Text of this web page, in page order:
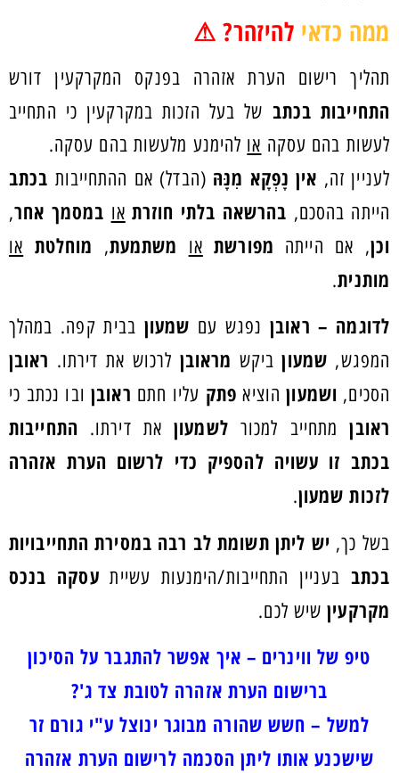
ממה כדאי להיזהר? ⚠
תהליך רישום הערת אזהרה בפנקס המקרקעין דורש
התחייבות בכתב של בעל הזכות במקרקעין כי התחייב
לעשות בהם עסקה או להימנע מלעשות בהם עסקה.
לעניין זה, אין נָפְקָא מִנָּהּ (הבדל) אם ההתחייבות בכתב
הייתה בהסכם, בהרשאה בלתי חוזרת או במסמך אחר,
וכן, אם הייתה מפורשת או משתמעת, מוחלטת או
מותנית.
לדוגמה – ראובן נפגש עם שמעון בבית קפה. במהלך
המפגש, שמעון ביקש מראובן לרכוש את דירתו. ראובן
הסכים, ושמעון הוציא פתק עליו חתם ראובן ובו נכתב כי
ראובן מתחייב למכור לשמעון את דירתו. התחייבות
בכתב זו עשויה להספיק כדי לרשום הערת אזהרה
לזכות שמעון.
בשל כך, יש ליתן תשומת לב רבה במסירת התחייבויות
בכתב בעניין התחייבות/הימנעות עשיית עסקה בנכס
מקרקעיןשיש לכם.
טיפ של ווינרים – איך אפשר להתגבר על הסיכון
ברישום הערת אזהרה לטובת צד ג'?
למשל – חשש שהורה מבוגר ינוצל ע"י גורם זר
שישכנע אותו ליתן הסכמה לרישום הערת אזהרה